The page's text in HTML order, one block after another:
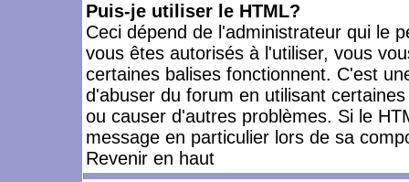
Puis-je utiliser le HTML?
Ceci dépend de l'administrateur qui le
vous êtes autorisés à l'utiliser, vous
certaines balises fonctionnent. C'est
d'abuser du forum en utilisant
ou causer d'autres problèmes. Si le
message en particulier lors de sa
Revenir en haut